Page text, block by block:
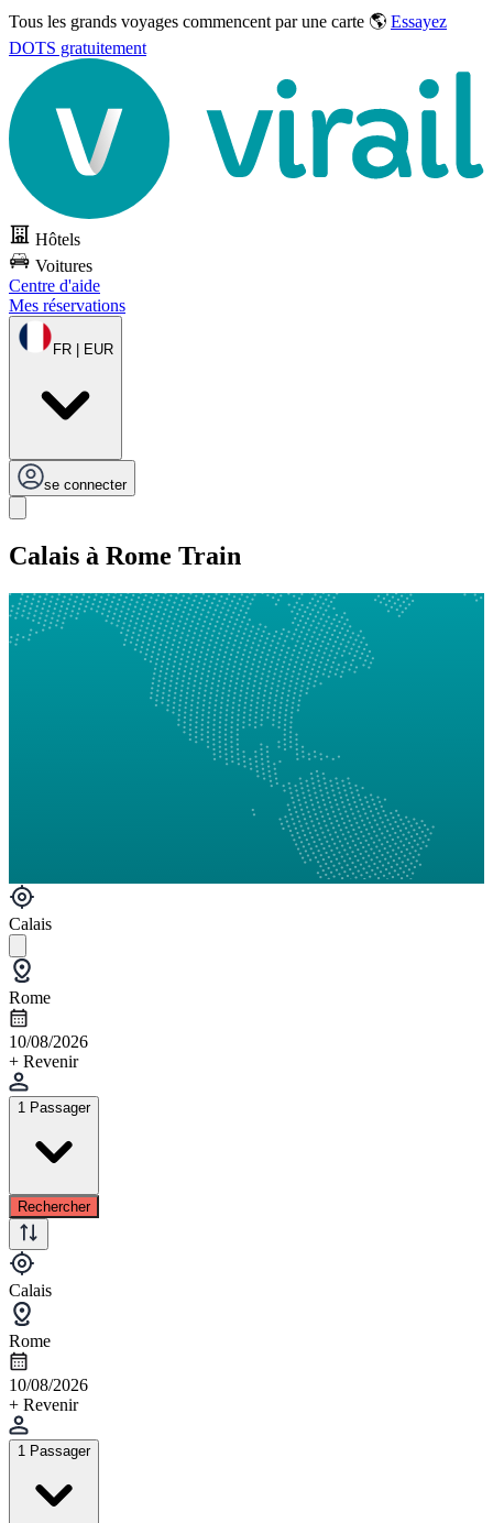
Tous les grands voyages commencent par une carte 🌎 Essayez
DOTS gratuitement
Hôtels
Voitures
Centre d'aide
Mes réservations
FR | EUR
se connecter
Calais à Rome Train
Calais
Rome
10/08/2026
+ Revenir
1 Passager
Rechercher
Calais
Rome
10/08/2026
+ Revenir
1 Passager